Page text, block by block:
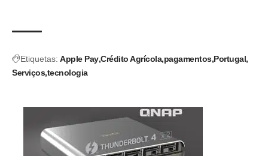
Etiquetas: Apple Pay Crédito Agrícola pagamentos Portugal
Serviços tecnologia